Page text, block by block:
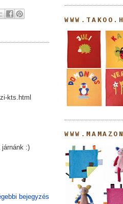
kts.html
járnánk :)
bejegyzés